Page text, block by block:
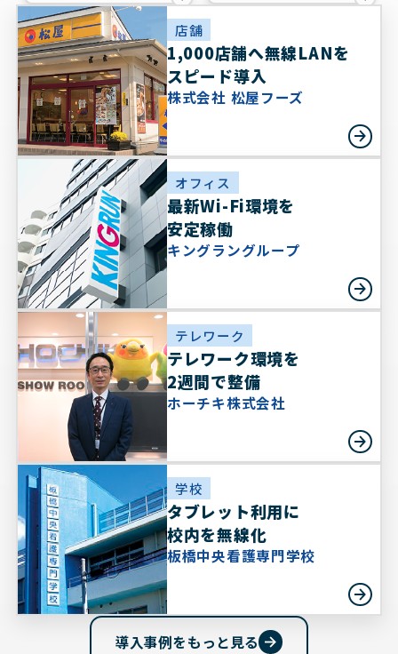
入
実
績
店舗
1,000店舗へ無線LANを
スピード導入
株式会社 松屋フーズ
オフィス
最新Wi-Fi環境を
安定稼働
キングラングループ
テレワーク
テレワーク環境を
2週間で整備
ホーチキ株式会社
学校
タブレット利用に
校内を無線化
板橋中央看護専門学校
導入事例をもっと見る